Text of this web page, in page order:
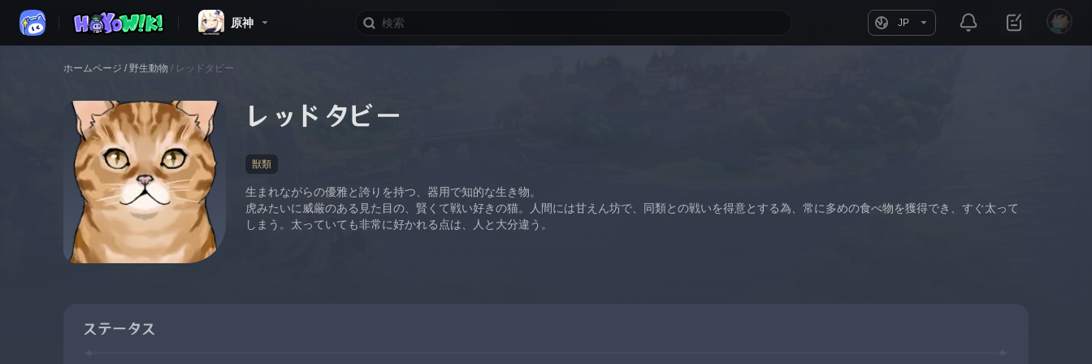
原神 JP
ホームページ / 野生動物 / レッドタビー
レッドタビー
獣類
生まれながらの優雅と誇りを持つ、器用で知的な生き物。
虎みたいに威厳のある見た目の、賢くて戦い好きの猫。人間には甘えん坊で、同類との戦いを得意とする為、常に多めの食べ物を獲得でき、すぐ太って
しまう。太っていても非常に好かれる点は、人と大分違う。
ステータス